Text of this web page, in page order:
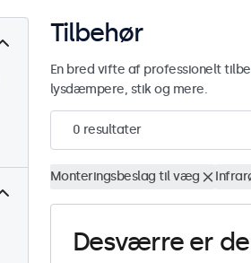
Tilbehør
En bred vifte af professionelt
lysdæmpere, stik og mere.
0 resultater
Monteringsbeslag til væg
Desværre er